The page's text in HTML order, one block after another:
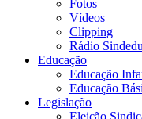
Fotos
Vídeos
Clipping
Rádio
Educação
Educação
Educação
Legislação
Eleição